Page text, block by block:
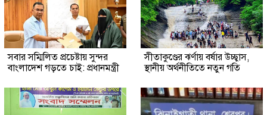
সবার সম্মিলিত প্রচেষ্টায় সুন্দর
বাংলাদেশ গড়তে চাই: প্রধানমন্ত্রী
সীতাকুণ্ডের ঝর্ণায় বর্ষার উচ্ছ্বাস,
স্থানীয় অর্থনীতিতে নতুন গতি